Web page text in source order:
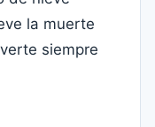
la muerte
siempre